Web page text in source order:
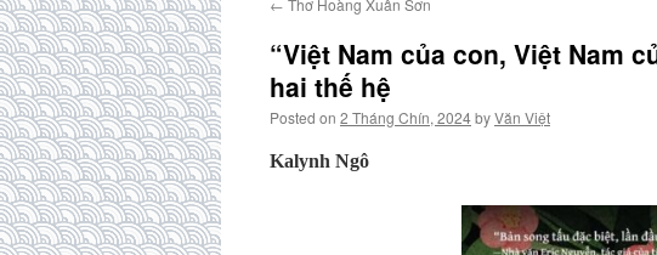
← Thơ Hoàng Xuân Sơn
“Việt Nam của con, Việt Nam
hai thế hệ
Posted on 2 Tháng Chín, 2024byVăn Việt
Kalynh Ngô